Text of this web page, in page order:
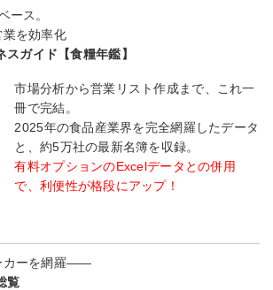
ース。
を効率化
ガイド【食糧年鑑】
市場分析から営業リスト作成まで、これ一
冊で完結。
2025年の食品産業界を完全網羅したデータ
と、約5万社の最新名簿を収録。
有料オプションのExcelデータとの併用
で、利便性が格段にアップ！
カーを網羅――
覧